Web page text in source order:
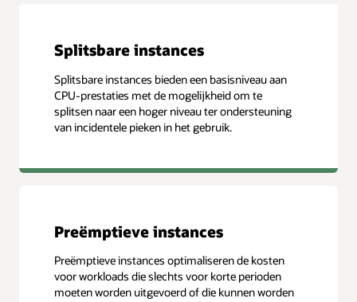
Splitsbare instances
Splitsbare instances bieden een basisniveau aan
CPU-prestaties met de mogelijkheid om te
splitsen naar een hoger niveau ter ondersteuning
van incidentele pieken in het gebruik.
Preëmptieve instances
Preëmptieve instances optimaliseren de kosten
voor workloads die slechts voor korte perioden
moeten worden uitgevoerd of die kunnen worden